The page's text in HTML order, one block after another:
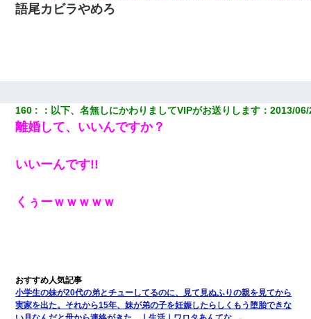
語尾カビラやめろ
160 ： 以下、名無しにかわりましてVIPがお送りします ：2013/
離婚して、いいんですか？
いいーんです!!
くぅーｗｗｗｗｗ
小学生の妹が20代の弟とチューしてるのに、見て見ぬふりの親を見てから
実家を出た。それから15年、妹が弟の子を妊娠したらしくもう堕胎できな